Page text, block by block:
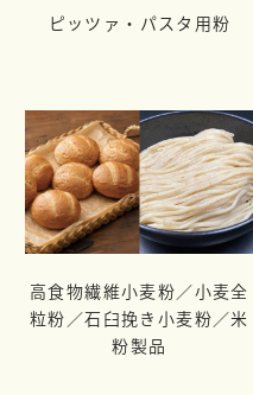
ピッツァ・パスタ用粉
高食物繊維小麦粉／小麦全
粒粉／石臼挽き小麦粉／米
粉製品